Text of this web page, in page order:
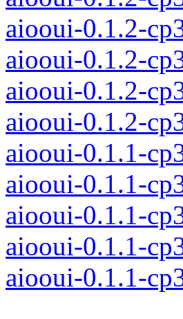
aiooui-0.1.2-
aiooui-0.1.2-
aiooui-0.1.2-
aiooui-0.1.2-
aiooui-0.1.1-
aiooui-0.1.1-
aiooui-0.1.1-
aiooui-0.1.1-
aiooui-0.1.1-